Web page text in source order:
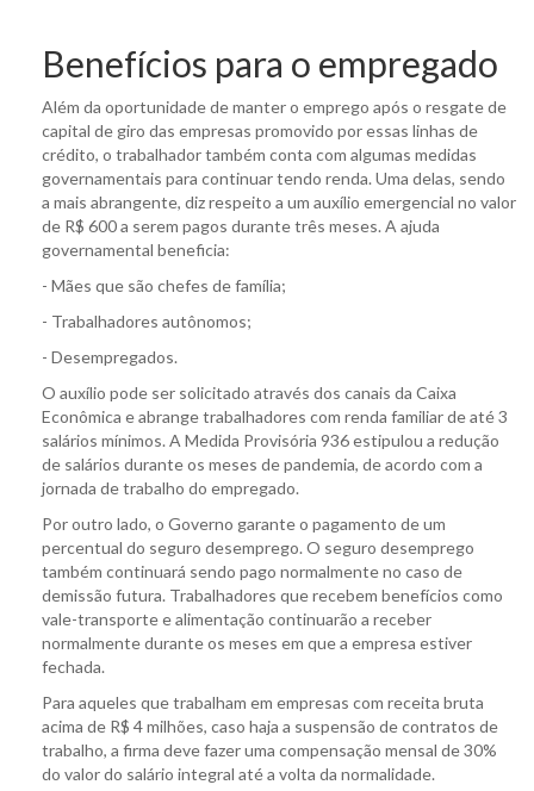
Benefícios para o empregado
Além da oportunidade de manter o emprego após o resgate de
capital de giro das empresas promovido por essas linhas de
crédito, o trabalhador também conta com algumas medidas
governamentais para continuar tendo renda. Uma delas, sendo
a mais abrangente, diz respeito a um auxílio emergencial no valor
de R$ 600 a serem pagos durante três meses. A ajuda
governamental beneficia:
- Mães que são chefes de família;
- Trabalhadores autônomos;
- Desempregados.
O auxílio pode ser solicitado através dos canais da Caixa
Econômica e abrange trabalhadores com renda familiar de até 3
salários mínimos. A Medida Provisória 936 estipulou a redução
de salários durante os meses de pandemia, de acordo com a
jornada de trabalho do empregado.
Por outro lado, o Governo garante o pagamento de um
percentual do seguro desemprego. O seguro desemprego
também continuará sendo pago normalmente no caso de
demissão futura. Trabalhadores que recebem benefícios como
vale-transporte e alimentação continuarão a receber
normalmente durante os meses em que a empresa estiver
fechada.
Para aqueles que trabalham em empresas com receita bruta
acima de R$ 4 milhões, caso haja a suspensão de contratos de
trabalho, a firma deve fazer uma compensação mensal de 30%
do valor do salário integral até a volta da normalidade.